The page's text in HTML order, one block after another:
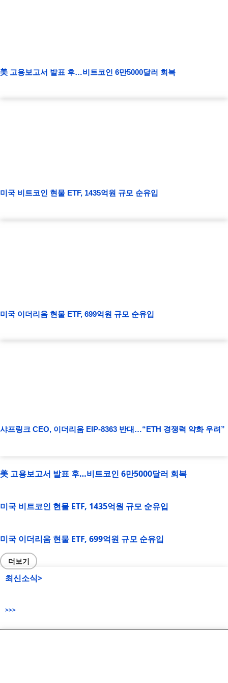
美 고용보고서 발표 후…비트코인 6만5000달러 회복
미국 비트코인 현물 ETF, 1435억원 규모 순유입
미국 이더리움 현물 ETF, 699억원 규모 순유입
샤프링크 CEO, 이더리움 EIP-8363 반대…“ETH 경쟁력 약화 우려”
美 고용보고서 발표 후…비트코인 6만5000달러 회복
미국 비트코인 현물 ETF, 1435억원 규모 순유입
미국 이더리움 현물 ETF, 699억원 규모 순유입
더보기
최신소식>
>>>